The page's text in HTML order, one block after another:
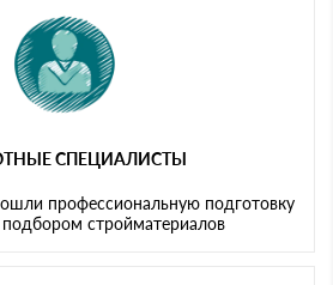
СПЕЦИАЛИСТЫ
профессиональную подготовку
стройматериалов